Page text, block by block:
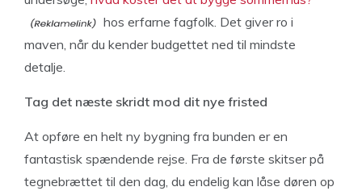
hos erfarne fagfolk. Det giver ro i
maven, når du kender budgettet ned til mindste
detalje.
Tag det næste skridt mod dit nye fristed
At opføre en helt ny bygning fra bunden er en
fantastisk spændende rejse. Fra de første skitser på
tegnebrættet til den dag, du endelig kan låse døren op